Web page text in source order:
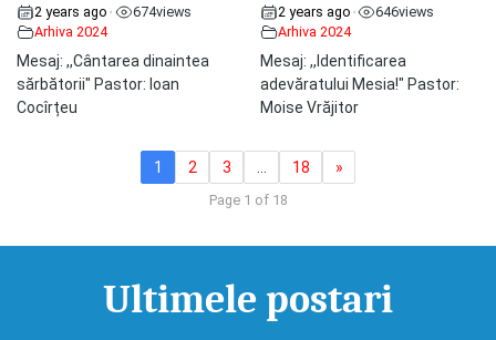
2 years ago • 674views
Arhiva 2024
Mesaj: ,,Cântarea dinaintea
sărbătorii" Pastor: Ioan
Cocîrțeu
2 years ago • 646views
Arhiva 2024
Mesaj: ,,Identificarea
adevăratului Mesia!" Pastor:
Moise Vrăjitor
1 2 3 18 »
Page 1 of 18
Ultimele postari